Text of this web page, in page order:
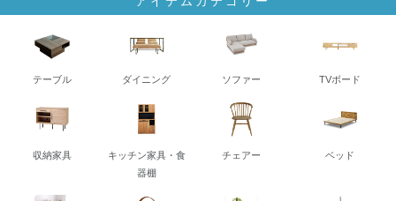
テーブル ダイニング ソファー TVボード
収納家具
キッチン家具・食
器棚
チェアー ベッド